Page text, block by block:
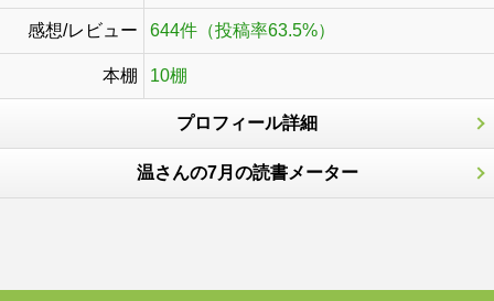
感想/レビュー 644件（投稿率63.5%）
本棚 10棚
プロフィール詳細
温さんの7月の読書メーター